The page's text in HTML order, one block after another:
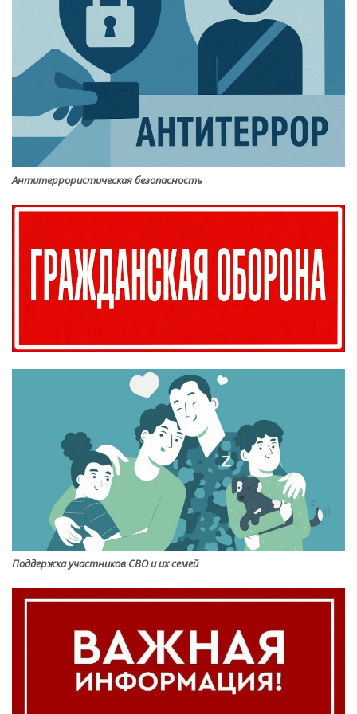
Антитеррористическая безопасность
Поддержка участников СВО и их семей